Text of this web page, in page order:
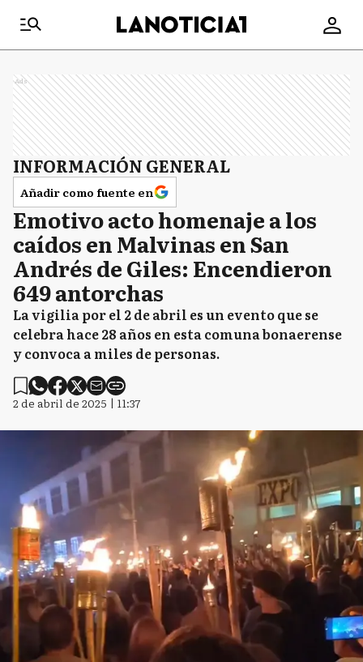
Ads
INFORMACIÓN GENERAL
Añadir como fuente en
Emotivo acto homenaje a los
caídos en Malvinas en San
Andrés de Giles: Encendieron
649 antorchas
La vigilia por el 2 de abril es un evento que se
celebra hace 28 años en esta comuna bonaerense
y convoca a miles de personas.
2 de abril de 2025 | 11:37